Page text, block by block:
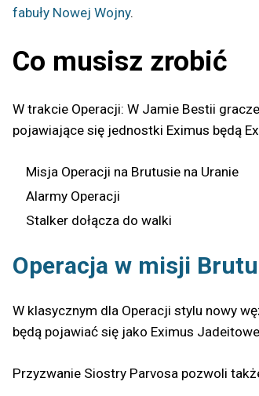
fabuły Nowej Wojny.
Co musisz zrobić
W trakcie Operacji: W Jamie Bestii
pojawiające się jednostki Eximus będą
Misja Operacji na Brutusie na Uranie
Alarmy Operacji
Stalker dołącza do walki
Operacja w misji
W klasycznym dla Operacji stylu nowy
będą pojawiać się jako Eximus
Przyzwanie Siostry Parvosa pozwoli